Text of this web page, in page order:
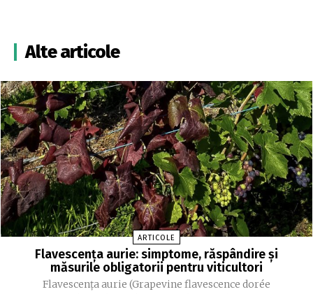
Alte articole
ARTICOLE
Flavescența aurie: simptome, răspândire și
măsurile obligatorii pentru viticultori
Flavescența aurie (Grapevine flavescence dorée